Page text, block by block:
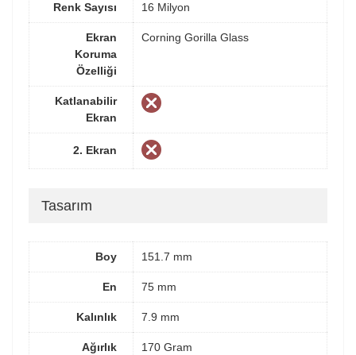
Renk Sayısı 16 Milyon
Ekran
Koruma
Özelliği
Corning Gorilla Glass
Katlanabilir
Ekran
2. Ekran
Tasarım
Boy 151.7 mm
En 75 mm
Kalınlık 7.9 mm
Ağırlık 170 Gram